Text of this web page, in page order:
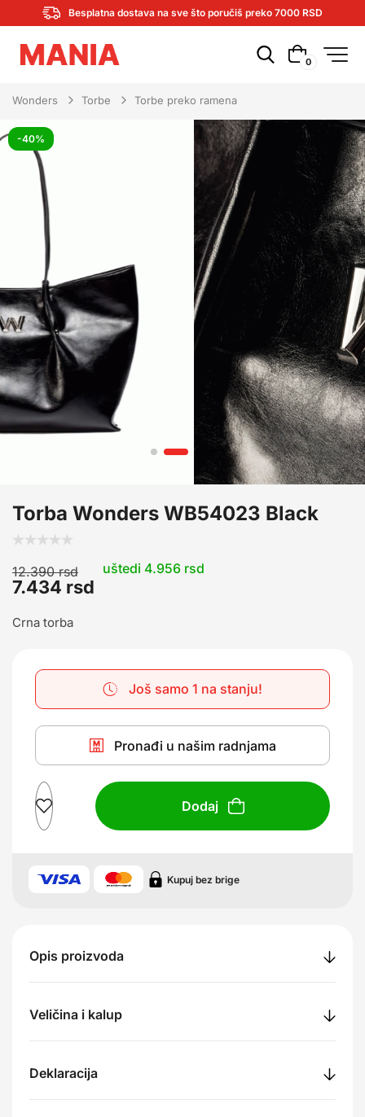
Besplatna dostava na sve što poručiš preko 7000 RSD
0
Wonders Torbe Torbe preko ramena
-40%
Torba Wonders WB54023 Black
7.434 rsd
12.390rsd uštedi 4.956 rsd
Crna torba
Još samo 1 na stanju!
Pronađi u našim radnjama
Dodaj
Kupuj bez brige
Opis proizvoda
Veličina i kalup
Deklaracija